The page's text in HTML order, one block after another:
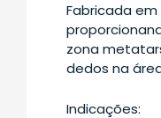
Fabricada
zona
dedos na
Indicações: